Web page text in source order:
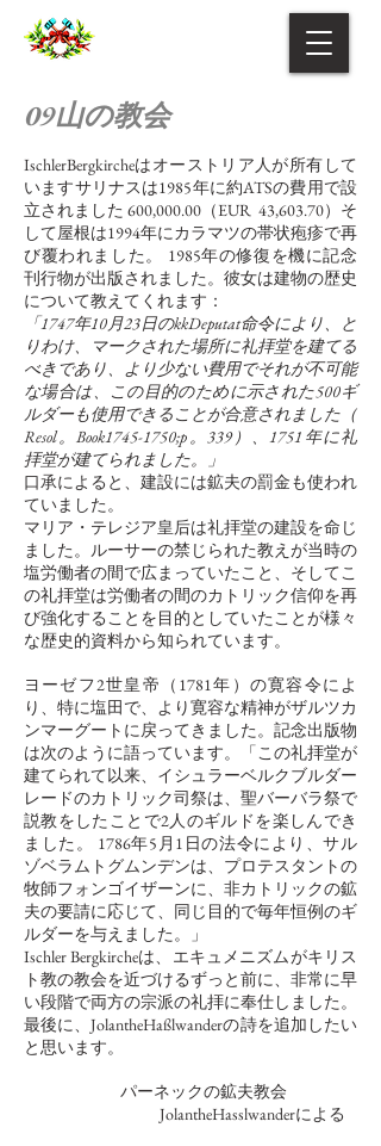
09山の教会
IschlerBergkircheはオーストリア人が所有して
いますサリナスは1985年に約ATSの費用で設
立されました 600,000.00（EUR 43,603.70）そ
して屋根は1994年にカラマツの帯状疱疹で再
び覆われました。 1985年の修復を機に記念
刊行物が出版されました。彼女は建物の歴史
について教えてくれます：
「1747年10月23日のkkDeputat命令により、と
りわけ、マークされた場所に礼拝堂を建てる
べきであり、より少ない費用でそれが不可能
な場合は、この目的のために示された500ギ
ルダーも使用できることが合意されました（
Resol。Book1745-1750;p。339）、1751年に礼
拝堂が建てられました。」
口承によると、建設には鉱夫の罰金も使われ
ていました。
マリア・テレジア皇后は礼拝堂の建設を命じ
ました。ルーサーの禁じられた教えが当時の
塩労働者の間で広まっていたこと、そしてこ
の礼拝堂は労働者の間のカトリック信仰を再
び強化することを目的としていたことが様々
な歴史的資料から知られています。
ヨーゼフ2世皇帝（1781年）の寛容令によ
り、特に塩田で、より寛容な精神がザルツカ
ンマーグートに戻ってきました。記念出版物
は次のように語っています。「この礼拝堂が
建てられて以来、イシュラーベルクブルダー
レードのカトリック司祭は、聖バーバラ祭で
説教をしたことで2人のギルドを楽しんでき
ました。 1786年5月1日の法令により、サル
ゾベラムトグムンデンは、プロテスタントの
牧師フォンゴイザーンに、非カトリックの鉱
夫の要請に応じて、同じ目的で毎年恒例のギ
ルダーを与えました。」
Ischler Bergkircheは、エキュメニズムがキリス
ト教の教会を近づけるずっと前に、非常に早
い段階で両方の宗派の礼拝に奉仕しました。
最後に、JolantheHaßlwanderの詩を追加したい
と思います。
パーネックの鉱夫教会
JolantheHasslwanderによる